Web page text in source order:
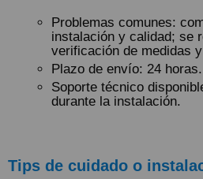
Problemas comunes:
instalación y calidad; se
verificación de medidas
Plazo de envío: 24 horas.
Soporte técnico
durante la instalación.
Tips de cuidado o